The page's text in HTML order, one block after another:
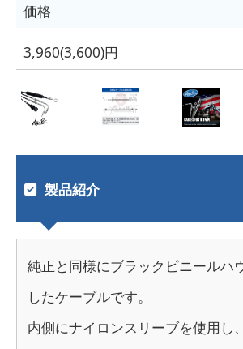
価格
3,960(3,600)円
製品紹介
純正と同様にブラックビニールハ
したケーブルです。
内側にナイロンスリーブを使用し